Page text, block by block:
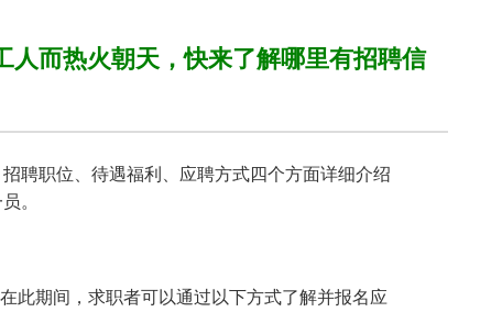
人而热火朝天，快来了解哪里有招聘信
聘职位、待遇福利、应聘方式四个方面详细介绍
。
此期间，求职者可以通过以下方式了解并报名应